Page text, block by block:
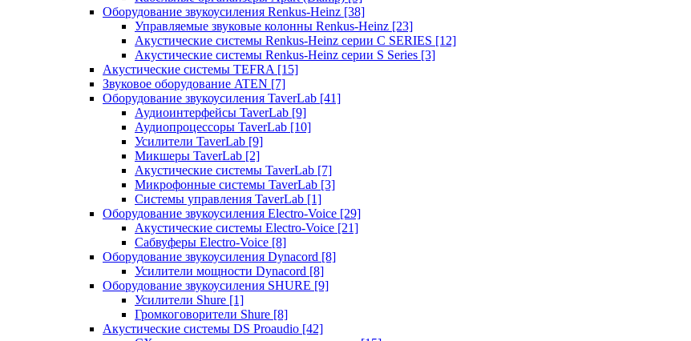
Оборудование звукоусиления Renkus-Heinz [38]
Управляемые звуковые колонны Renkus-Heinz [23]
Акустические системы Renkus-Heinz серии C SERIES [12]
Акустические системы Renkus-Heinz серии S Series [3]
Акустические системы TEFRA [15]
Звуковое оборудование ATEN [7]
Оборудование звукоусиления TaverLab [41]
Аудиоинтерфейсы TaverLab [9]
Аудиопроцессоры TaverLab [10]
Усилители TaverLab [9]
Микшеры TaverLab [2]
Акустические системы TaverLab [7]
Микрофонные системы TaverLab [3]
Системы управления TaverLab [1]
Оборудование звукоусиления Electro-Voice [29]
Акустические системы Electro-Voice [21]
Сабвуферы Electro-Voice [8]
Оборудование звукоусиления Dynacord [8]
Усилители мощности Dynacord [8]
Оборудование звукоусиления SHURE [9]
Усилители Shure [1]
Громкоговорители Shure [8]
Акустические системы DS Proaudio [42]